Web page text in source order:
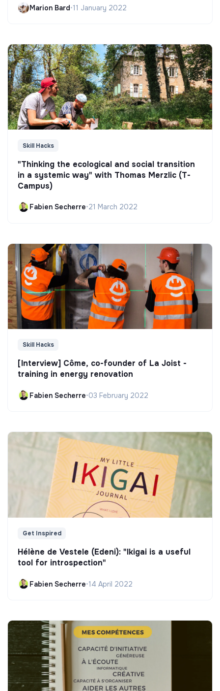
Marion Bard•11 January 2022
Skill Hacks
"Thinking the ecological and social transition
in a systemic way" with Thomas Merzlic (T-
Campus)
Fabien Secherre•21 March 2022
Skill Hacks
[Interview] Côme, co-founder of La Joist -
training in energy renovation
Fabien Secherre•03 February 2022
Get Inspired
Hélène de Vestele (Edeni): "Ikigai is a useful
tool for introspection"
Fabien Secherre•14 April 2022